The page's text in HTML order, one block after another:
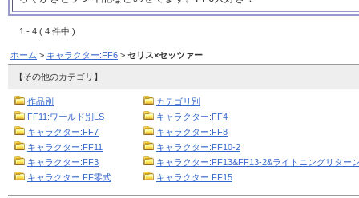
1 - 4 ( 4 件中 )
ホーム > キャラクター:FF6 > セリス×セッツァー
【その他のカテゴリ】
作品別
カテゴリ別
FF11:ワールド別LS
キャラクター:FF4
キャラクター:FF7
キャラクター:FF8
キャラクター:FF11
キャラクター:FF10-2
キャラクター:FF3
キャラクター:FF13&FF13-2&ライトニングリター
キャラクター:FF零式
キャラクター:FF15